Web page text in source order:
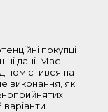
покупці
дані. Має
помістився на
виконання, як
варіанти.